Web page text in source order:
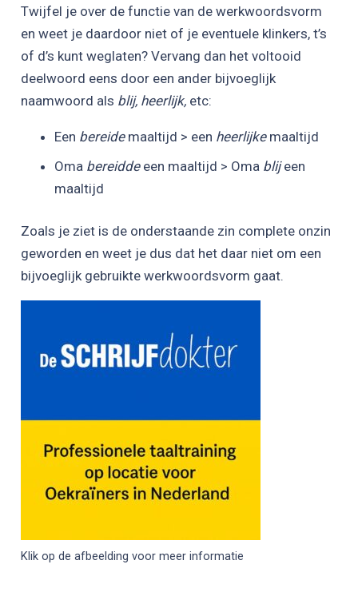
Twijfel je over de functie van de werkwoordsvorm
en weet je daardoor niet of je eventuele klinkers, t’s
of d’s kunt weglaten? Vervang dan het voltooid
deelwoord eens door een ander bijvoeglijk
naamwoord als blij, heerlijk, etc:
Een bereidemaaltijd > een heerlijkemaaltijd
Oma bereidde een maaltijd > Oma blijeen
maaltijd
Zoals je ziet is de onderstaande zin complete onzin
geworden en weet je dus dat het daar niet om een
bijvoeglijk gebruikte werkwoordsvorm gaat.
Klik op de afbeelding voor meer informatie